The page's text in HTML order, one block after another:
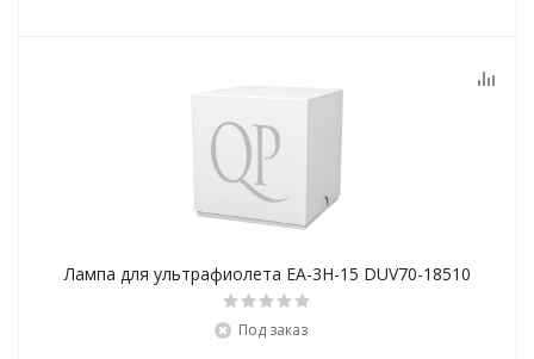
Лампа для ультрафиолета EA-3H-15 DUV70-18510
Под заказ